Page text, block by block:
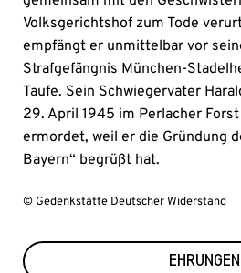
EHRUNGEN
Volksgerichtshof zum Tode
empfängt er unmittelbar vor
Strafgefängnis München-
Taufe. Sein Schwiegervater
29. April 1945 im Perlacher
ermordet, weil er die Gründung
Bayern“ begrüßt hat.
© Gedenkstätte Deutscher Widerstand